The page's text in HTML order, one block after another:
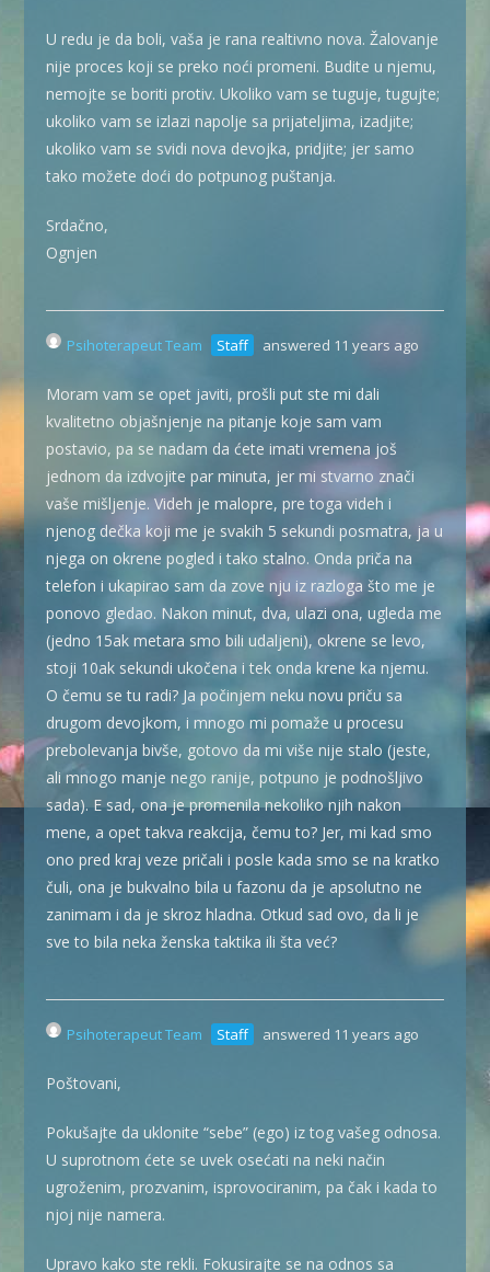
U redu je da boli, vaša je rana realtivno nova. Žalovanje
nije proces koji se preko noći promeni. Budite u njemu,
nemojte se boriti protiv. Ukoliko vam se tuguje, tugujte;
ukoliko vam se izlazi napolje sa prijateljima, izadjite;
ukoliko vam se svidi nova devojka, pridjite; jer samo
tako možete doći do potpunog puštanja.
Srdačno,
Ognjen
Psihoterapeut Team Staff answered 11 years ago
Moram vam se opet javiti, prošli put ste mi dali
kvalitetno objašnjenje na pitanje koje sam vam
postavio, pa se nadam da ćete imati vremena još
jednom da izdvojite par minuta, jer mi stvarno znači
vaše mišljenje. Videh je malopre, pre toga videh i
njenog dečka koji me je svakih 5 sekundi posmatra, ja u
njega on okrene pogled i tako stalno. Onda priča na
telefon i ukapirao sam da zove nju iz razloga što me je
ponovo gledao. Nakon minut, dva, ulazi ona, ugleda me
(jedno 15ak metara smo bili udaljeni), okrene se levo,
stoji 10ak sekundi ukočena i tek onda krene ka njemu.
O čemu se tu radi? Ja počinjem neku novu priču sa
drugom devojkom, i mnogo mi pomaže u procesu
prebolevanja bivše, gotovo da mi više nije stalo (jeste,
ali mnogo manje nego ranije, potpuno je podnošljivo
sada). E sad, ona je promenila nekoliko njih nakon
mene, a opet takva reakcija, čemu to? Jer, mi kad smo
ono pred kraj veze pričali i posle kada smo se na kratko
čuli, ona je bukvalno bila u fazonu da je apsolutno ne
zanimam i da je skroz hladna. Otkud sad ovo, da li je
sve to bila neka ženska taktika ili šta već?
Psihoterapeut Team Staff answered 11 years ago
Poštovani,
Pokušajte da uklonite “sebe” (ego) iz tog vašeg odnosa.
U suprotnom ćete se uvek osećati na neki način
ugroženim, prozvanim, isprovociranim, pa čak i kada to
njoj nije namera.
Upravo kako ste rekli. Fokusirajte se na odnos sa